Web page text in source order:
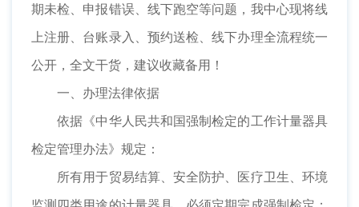
期未检、申报错误、线下跑空等问题，我中心现将线
上注册、台账录入、预约送检、线下办理全流程统一
公开，全文干货，建议收藏备用！
一、办理法律依据
依据《中华人民共和国强制检定的工作计量器具
检定管理办法》规定：
所有用于贸易结算、安全防护、医疗卫生、环境